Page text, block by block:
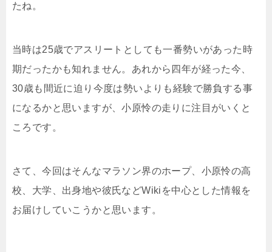
たね。
当時は25歳でアスリートとしても一番勢いがあった時
期だったかも知れません。あれから四年が経った今、
30歳も間近に迫り今度は勢いよりも経験で勝負する事
になるかと思いますが、小原怜の走りに注目がいくと
ころです。
さて、今回はそんなマラソン界のホープ、小原怜の高
校、大学、出身地や彼氏などWikiを中心とした情報を
お届けしていこうかと思います。